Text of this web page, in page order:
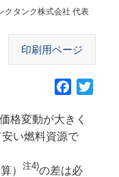
クタンク株式会社 代表
印刷用ページ
c
e
o
格変動が大きく
い燃料資源で
） 注4)の差は必